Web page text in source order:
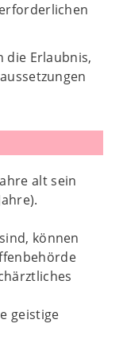
die Erlaubnis,
alt sein
können
geistige